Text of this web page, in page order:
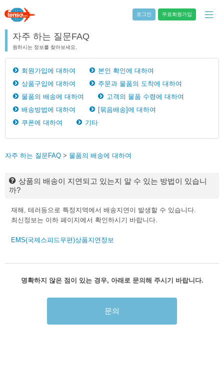
로그인 무료회원가입
자주 하는 질문FAQ
원하시는 정보를 찾아보세요.
회원가입에 대하여
본인 확인에 대하여
상품구입에 대하여
주문과 물품의 도착에 대하여
물품의 배송에 대하여
고객의 물품 수령에 대하여
배송방법에 대하여
[묶음배송]에 대하여
쿠폰에 대하여
기타
자주 하는 질문FAQ > 물품의 배송에 대하여
상품의 배송이 지연되고 있는지 알 수 있는 방법이 있습니
까?
재해, 테러등으로 특정지역에서 배송지연이 발생할 수 있습니다.
최신정보는 이하 페이지에서 확인하시기 바랍니다.
EMS(국제스피드우편)상품지연정보
명확하지 않은 점이 있는 경우, 아래로 문의해 주시기 바랍니다.
문의